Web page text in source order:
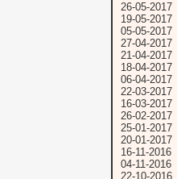
26-05-2017
19-05-2017
05-05-2017
27-04-2017
21-04-2017
18-04-2017
06-04-2017
22-03-2017
16-03-2017
26-02-2017
25-01-2017
20-01-2017
16-11-2016
04-11-2016
22-10-2016